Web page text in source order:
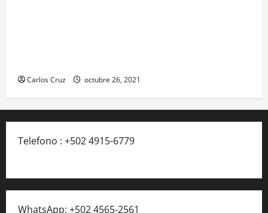
Carlos Cruz octubre 26, 2021
Telefono : +502 4915-6779
WhatsApp: +502 4565-2561